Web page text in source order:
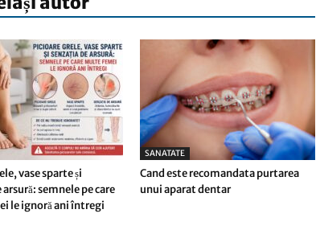
vase sparte și
arsură: semnele pe care
le ignoră ani întregi
SANATATE
Cand este recomandata purtarea
unui aparat dentar